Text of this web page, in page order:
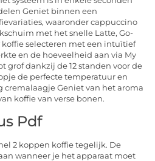
Geniet binnen een
waaronder cappuccino
met het snelle Latte, Go-
selecteren met een intuïtief
en de hoeveelheid aan via My
grof dankzij de 12 standen voor de
de perfecte temperatuur en
cremalaagje Geniet van het aroma
koffie van verse bonen.
Pdf
2 koppen koffie tegelijk. De
wanneer je het apparaat moet